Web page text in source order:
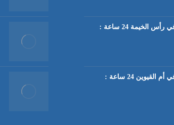
كهربائي منازل في رأس الخيمة 24 ساعة :
كهربائي منازل في أم القيوين 24 ساعة :